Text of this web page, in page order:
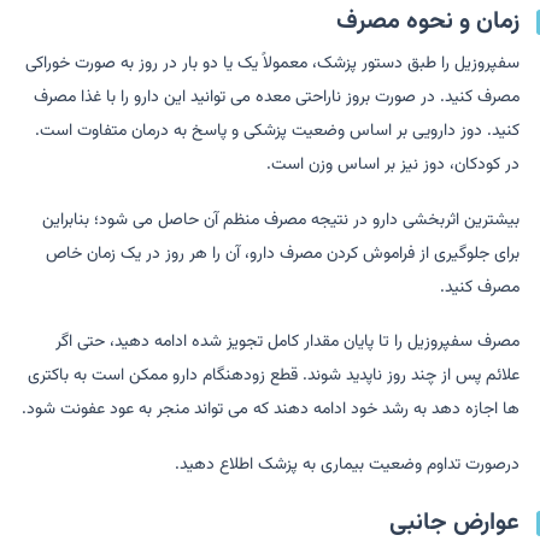
زمان و نحوه مصرف
سفپروزیل را طبق دستور پزشک، معمولاً یک یا دو بار در روز به صورت خوراکی
مصرف کنید. در صورت بروز ناراحتی معده می توانید این دارو را با غذا مصرف
کنید. دوز دارویی بر اساس وضعیت پزشکی و پاسخ به درمان متفاوت است.
در کودکان، دوز نیز بر اساس وزن است.
بیشترین اثربخشی دارو در نتیجه مصرف منظم آن حاصل می شود؛ بنابراین
برای جلوگیری از فراموش کردن مصرف دارو، آن را هر روز در یک زمان خاص
مصرف کنید.
مصرف سفپروزیل را تا پایان مقدار کامل تجویز شده ادامه دهید، حتی اگر
علائم پس از چند روز ناپدید شوند. قطع زودهنگام دارو ممکن است به باکتری
ها اجازه دهد به رشد خود ادامه دهند که می تواند منجر به عود عفونت شود.
درصورت تداوم وضعیت بیماری به پزشک اطلاع دهید.
عوارض جانبی